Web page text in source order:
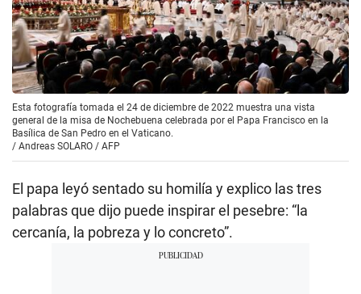
Esta fotografía tomada el 24 de diciembre de 2022 muestra una vista
general de la misa de Nochebuena celebrada por el Papa Francisco en la
Basílica de San Pedro en el Vaticano.
/ Andreas SOLARO / AFP
El papa leyó sentado su homilía y explico las tres
palabras que dijo puede inspirar el pesebre: “la
cercanía, la pobreza y lo concreto”.